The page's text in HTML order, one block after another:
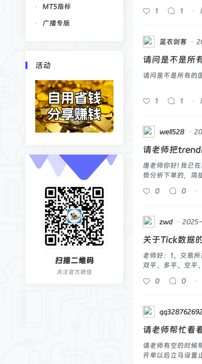
MT5指标
广播专版
活动
扫描二维码
关注官方微信
1
1
蓝衣剑客
请问是不是所
请问是不是所有的
1 1
well528
请老师把
唐老师你好! 我已
势分析下单的，简
0 0
zwd
关于Tick数据
老师好：1、交易
双平、多平、空平
0
0
请老师帮忙看
请老师有空的时候
开单以后立马设置